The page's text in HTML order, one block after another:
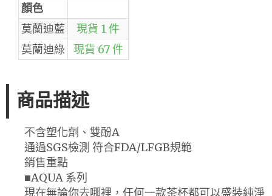
顏色
莫蘭迪藍
現貨 1 件
莫蘭迪綠
現貨 67 件
商品描述
不含塑化劑、雙酚A
通過SGS檢測 符合FDA/LFGB規範
銷售重點
■AQUA 系列
現在無論你去哪裡，任何一款茶杯都可以盛裝純淨